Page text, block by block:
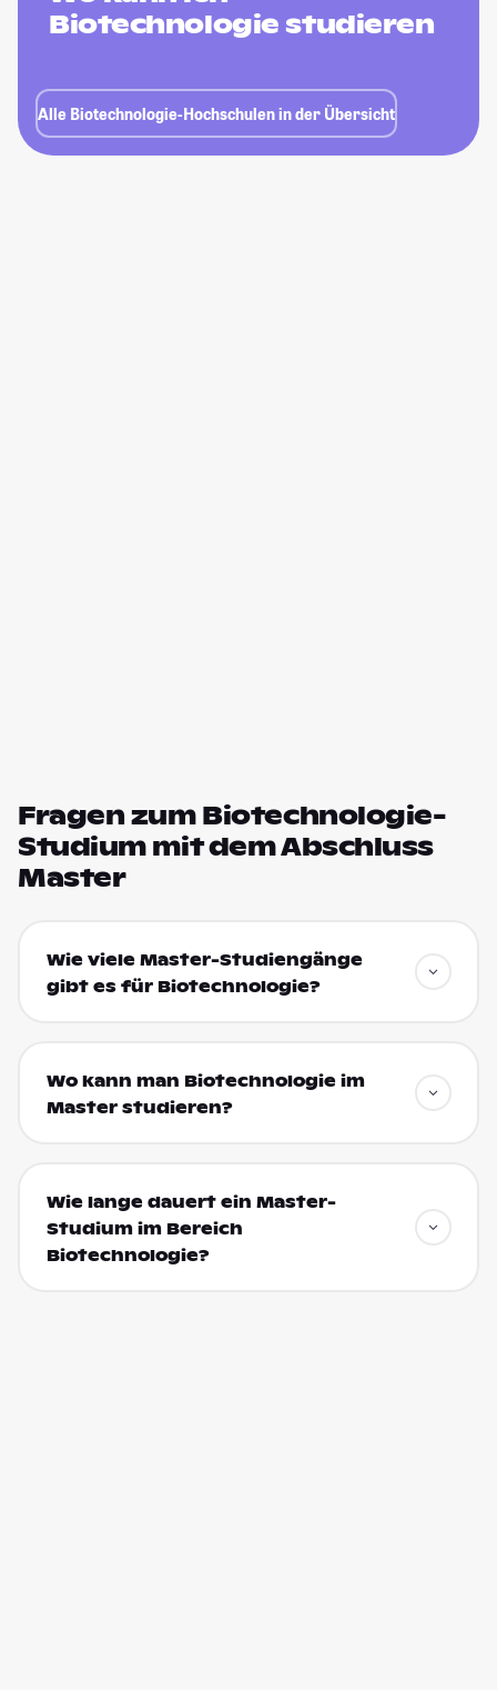
Biotechnologie studieren
Alle Biotechnologie-Hochschulen in der Übersicht
Fragen zum Biotechnologie-
Studium mit dem Abschluss
Master
Wie viele Master-Studiengänge
gibt es für Biotechnologie?
Wo kann man Biotechnologie im
Master studieren?
Wie lange dauert ein Master-
Studium im Bereich
Biotechnologie?